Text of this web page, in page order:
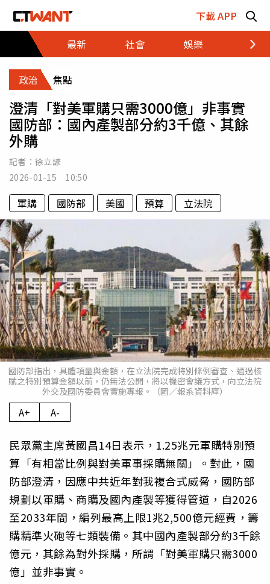
下載 APP
最新
社會 娛樂 財經
政治 焦點
澄清「對美軍購只需3000億」非事實
國防部：國內產製部分約3千億、其餘
外購
記者： 徐立諺
2026-01-15 10:50
軍購 國防部 美國 預算 立法院
國防部指出，具體項量與金額，在立法院完成特別條例審查、通過核
賦之特別預算金額以前，仍無法公開，將以機密會議方式，向立法院
外交及國防委員會實施專報。（圖／報系資料庫）
A+ A-
民眾黨主席黃國昌14日表示，1.25兆元軍購特別預
算「有相當比例與對美軍事採購無關」。對此，國
防部澄清，因應中共近年對我複合式威脅，國防部
規劃以軍購、商購及國內產製等獲得管道，自2026
至2033年間，編列最高上限1兆2,500億元經費，籌
購精準火砲等七類裝備。其中國內產製部分約3千餘
億元，其餘為對外採購，所謂「對美軍購只需3000
億」並非事實。